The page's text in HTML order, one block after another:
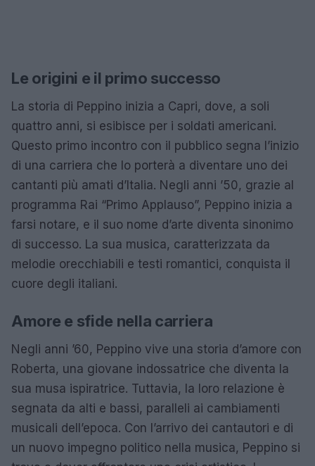
Le origini e il primo successo
La storia di Peppino inizia a Capri, dove, a soli
quattro anni, si esibisce per i soldati americani.
Questo primo incontro con il pubblico segna l’inizio
di una carriera che lo porterà a diventare uno dei
cantanti più amati d’Italia. Negli anni ’50, grazie al
programma Rai “Primo Applauso”, Peppino inizia a
farsi notare, e il suo nome d’arte diventa sinonimo
di successo. La sua musica, caratterizzata da
melodie orecchiabili e testi romantici, conquista il
cuore degli italiani.
Amore e sfide nella carriera
Negli anni ’60, Peppino vive una storia d’amore con
Roberta, una giovane indossatrice che diventa la
sua musa ispiratrice. Tuttavia, la loro relazione è
segnata da alti e bassi, paralleli ai cambiamenti
musicali dell’epoca. Con l’arrivo dei cantautori e di
un nuovo impegno politico nella musica, Peppino si